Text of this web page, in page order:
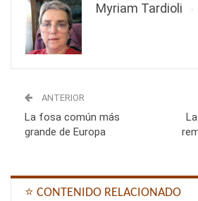
Myriam Tardioli
ANTERIOR
La fosa común más
grande de Europa
⭐ CONTENIDO RELACIONADO